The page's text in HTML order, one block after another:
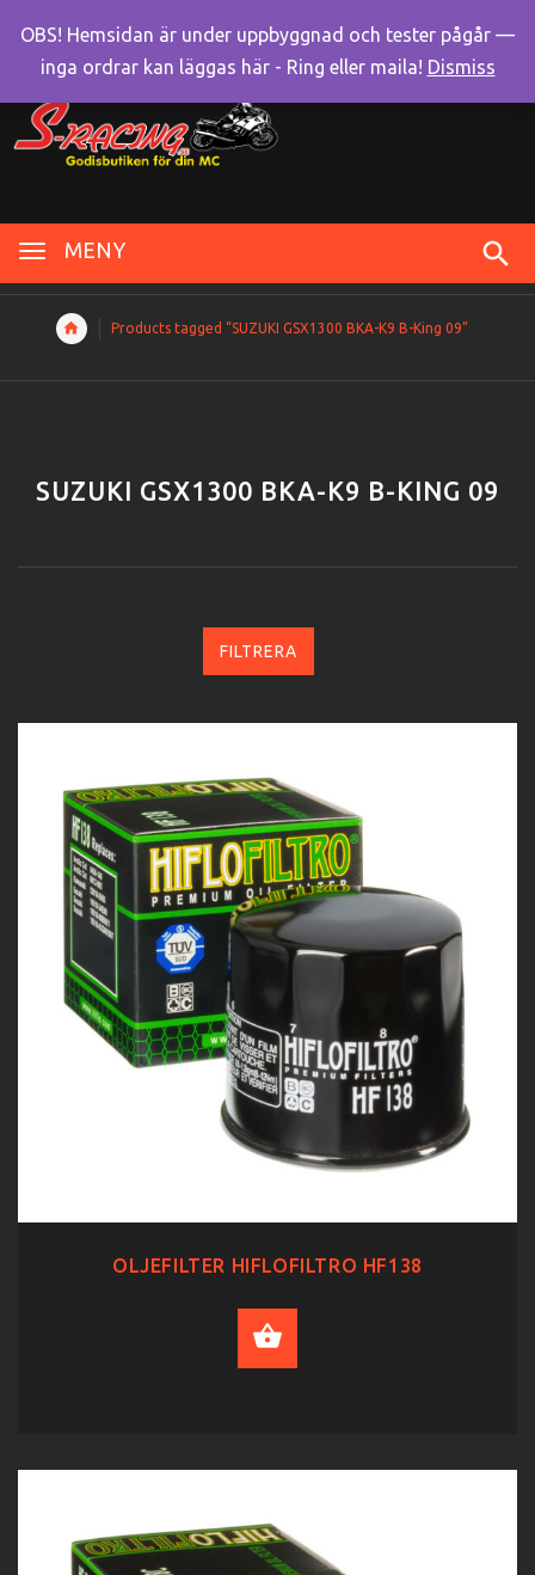
MENY
Products tagged “SUZUKI GSX1300 BKA-K9 B-King 09”
SUZUKI GSX1300 BKA-K9 B-KING 09
FILTRERA
OLJEFILTER HIFLOFILTRO HF138
OBS! Hemsidan är under uppbyggnad och tester pågår —
inga ordrar kan läggas här - Ring eller maila! Dismiss